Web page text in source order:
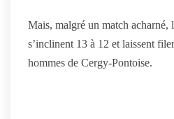
Mais, malgré un match acharné,
s’inclinent 13 à 12 et laissent
hommes de Cergy-Pontoise.